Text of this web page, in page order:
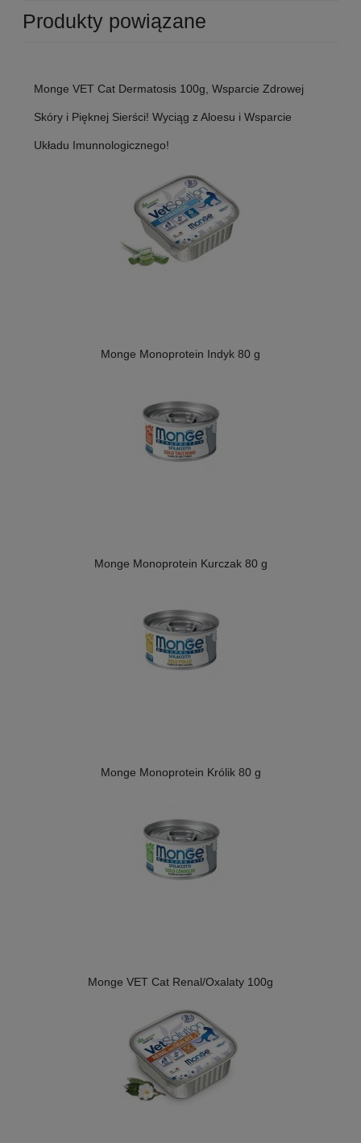
Produkty powiązane
Monge VET Cat Dermatosis 100g, Wsparcie Zdrowej
Skóry i Pięknej Sierści! Wyciąg z Aloesu i Wsparcie
Układu Imunnologicznego!
Monge Monoprotein Indyk 80 g
Monge Monoprotein Kurczak 80 g
Monge Monoprotein Królik 80 g
Monge VET Cat Renal/Oxalaty 100g